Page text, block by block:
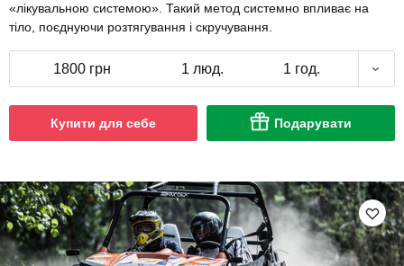
«лікувальною системою». Такий метод системно впливає на
тіло, поєднуючи розтягування і скручування.
1800 грн 1 люд. 1 год.
Купити для себе Подарувати